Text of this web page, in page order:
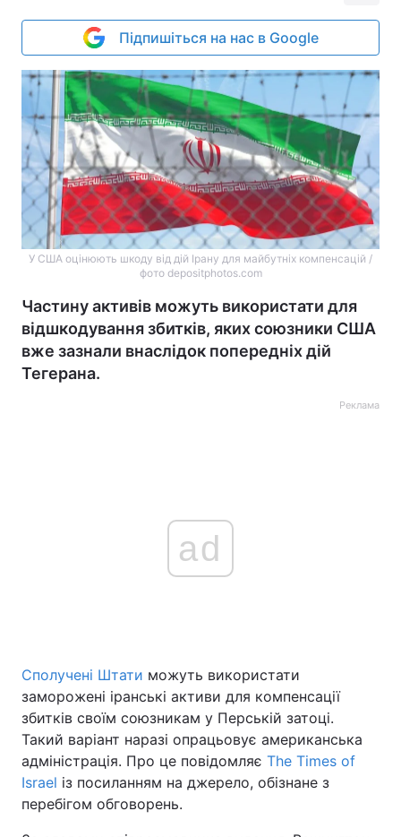
Підпишіться на нас в Google
У США оцінюють шкоду від дій Ірану для майбутніх компенсацій /
фото depositphotos.com
Частину активів можуть використати для
відшкодування збитків, яких союзники США
вже зазнали внаслідок попередніх дій
Тегерана.
Реклама
ad
Сполучені Штати можуть використати
заморожені іранські активи для компенсації
збитків своїм союзникам у Перській затоці.
Такий варіант наразі опрацьовує американська
адміністрація. Про це повідомляє The Times of
Israel із посиланням на джерело, обізнане з
перебігом обговорень.